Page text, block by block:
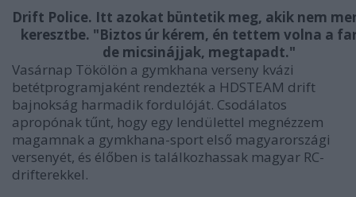
Drift Police. Itt azokat büntetik meg, akik nem
keresztbe. "Biztos úr kérem, én tettem volna a
de micsinájjak, megtapadt."
Vasárnap Tökölön a gymkhana verseny kvázi
betétprogramjaként rendezték a HDSTEAM drift
bajnokság harmadik fordulóját. Csodálatos
apropónak tűnt, hogy egy lendülettel megnézzem
magamnak a gymkhana-sport első magyarországi
versenyét, és élőben is találkozhassak magyar RC-
drifterekkel.